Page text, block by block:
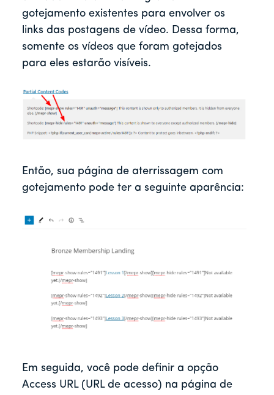
gotejamento existentes para envolver os
links das postagens de vídeo. Dessa forma,
somente os vídeos que foram gotejados
para eles estarão visíveis.
Então, sua página de aterrissagem com
gotejamento pode ter a seguinte aparência:
Em seguida, você pode definir a opção
Access URL (URL de acesso) na página de